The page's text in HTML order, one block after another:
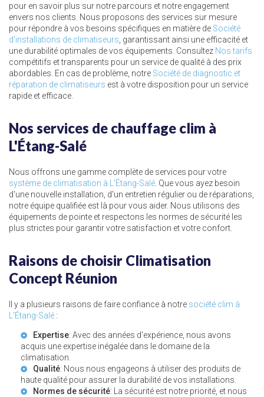
pour en savoir plus sur notre parcours et notre engagement
envers nos clients. Nous proposons des services sur mesure
pour répondre à vos besoins spécifiques en matière de Société
d'installations de climatiseurs , garantissant ainsi une efficacité et
une durabilité optimales de vos équipements. Consultez Nos tarifs
compétitifs et transparents pour un service de qualité à des prix
abordables. En cas de problème, notre Société de diagnostic et
réparation de climatiseurs est à votre disposition pour un service
rapide et efficace.
Nos services de chauffage clim à
L'Étang-Salé
Nous offrons une gamme complète de services pour votre
système de climatisation à L'Étang-Salé . Que vous ayez besoin
d'une nouvelle installation, d'un entretien régulier ou de réparations,
notre équipe qualifiée est là pour vous aider. Nous utilisons des
équipements de pointe et respectons les normes de sécurité les
plus strictes pour garantir votre satisfaction et votre confort.
Raisons de choisir Climatisation
Concept Réunion
Il y a plusieurs raisons de faire confiance à notre société clim à
L'Étang-Salé :
Expertise: Avec des années d'expérience, nous avons
acquis une expertise inégalée dans le domaine de la
climatisation.
Qualité: Nous nous engageons à utiliser des produits de
haute qualité pour assurer la durabilité de vos installations.
Normes de sécurité: La sécurité est notre priorité, et nous